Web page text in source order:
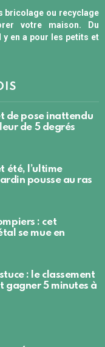
bricolage ou recyclage
votre maison. Du
en a pour les petits et
de pose inattendu
de 5 degrés
été, l’ultime
pousse au ras
: cet
se mue en
: le classement
5 minutes à